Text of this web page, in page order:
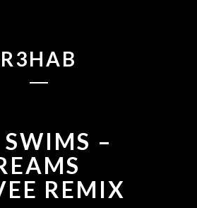
R3HAB
–
REMIX